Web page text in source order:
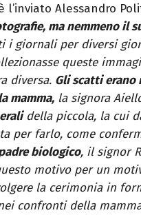
Alessandro
ma nemmeno il
i giornali per diversi
queste
diversa. Gli scatti erano
mamma, la signora
della piccola, la cui
per farlo, come
biologico, il signor
motivo per un
la cerimonia in
confronti della